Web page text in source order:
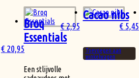
Broq
Essentials
€ 20,95
Een stlijvolle
Cacao nibs
€2,95
Toevoegen aan
winkelwagen
€ 5,45